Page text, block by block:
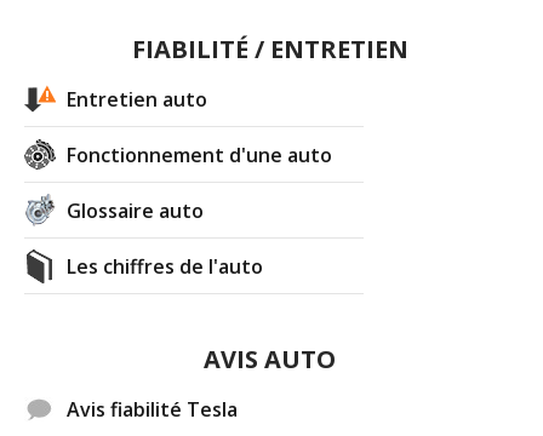
FIABILITÉ / ENTRETIEN
Entretien auto
Fonctionnement d'une auto
Glossaire auto
Les chiffres de l'auto
AVIS AUTO
Avis fiabilité Tesla